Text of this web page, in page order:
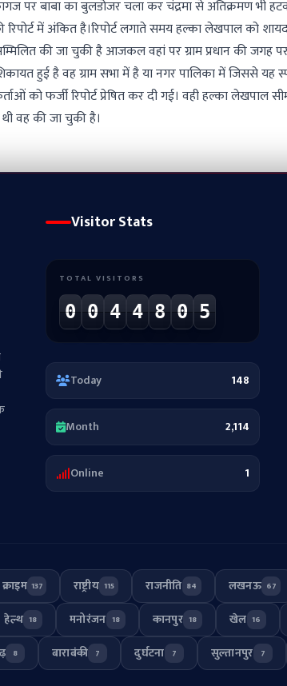
पर बाबा का बुलडोजर चला कर चंद्रमा से अतिक्रमण भी
में अंकित है।रिपोर्ट लगाते समय हल्का लेखपाल को शायद
की जा चुकी है आजकल वहां पर ग्राम प्रधान की
हुई है वह ग्राम सभा में है या नगर पालिका में जिससे यह
को फर्जी रिपोर्ट प्रेषित कर दी गई। वही हल्का लेखपाल
वह की जा चुकी है।
Visitor Stats
TOTAL VISITORS
0 0 4 4 8 0 5
Today 148
Month 2,114
Online 1
क्राइम 137 राष्ट्रीय 115 राजनीति 84 लखनऊ 67
हेल्थ 18 मनोरंजन 18 कानपुर 18 खेल 16
8 बाराबंकी 7 दुर्घटना 7 सुल्तानपुर 7